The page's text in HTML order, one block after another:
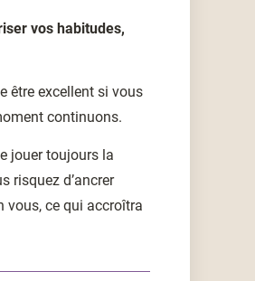
vos habitudes,
être excellent si vous
continuons.
jouer toujours la
risquez d’ancrer
vous, ce qui accroîtra